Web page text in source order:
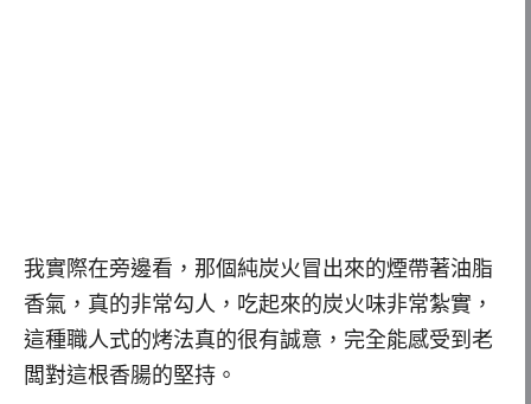
我實際在旁邊看，那個純炭火冒出來的煙帶著油脂
香氣，真的非常勾人，吃起來的炭火味非常紮實，
這種職人式的烤法真的很有誠意，完全能感受到老
闆對這根香腸的堅持。